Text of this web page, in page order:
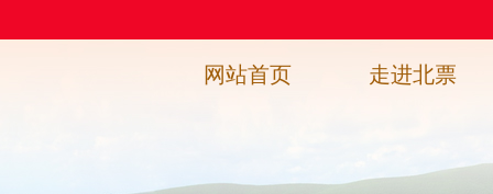
网站首页 走进北票